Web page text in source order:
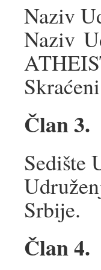
Naziv
Naziv
Član 3.
Sedište
Srbije.
Član 4.